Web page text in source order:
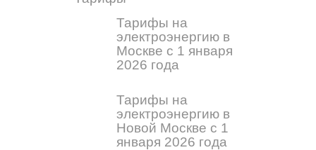
Тарифы на
электроэнергию в
Москве с 1 января
2026 года
Тарифы на
электроэнергию в
Новой Москве с 1
января 2026 года